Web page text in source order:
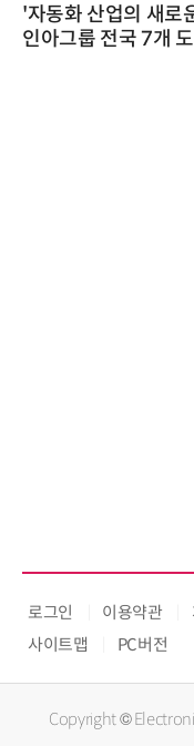
'자동화 산업의 새
인아그룹 전국 7개
로그인 이용약관
사이트맵
PC버전
Copyright ©